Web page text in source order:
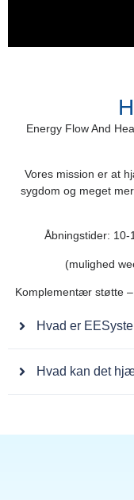
Energy Flow And
Vores mission er at
sygdom og meget
Åbningstider: 10-
(mulighed
Komplementær støtte
Hvad er
Hvad kan det